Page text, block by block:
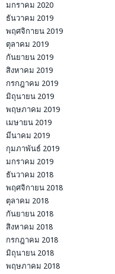
มกราคม 2020
ธันวาคม 2019
พฤศจิกายน 2019
ตุลาคม 2019
กันยายน 2019
สิงหาคม 2019
กรกฎาคม 2019
มิถุนายน 2019
พฤษภาคม 2019
เมษายน 2019
มีนาคม 2019
กุมภาพันธ์ 2019
มกราคม 2019
ธันวาคม 2018
พฤศจิกายน 2018
ตุลาคม 2018
กันยายน 2018
สิงหาคม 2018
กรกฎาคม 2018
มิถุนายน 2018
พฤษภาคม 2018